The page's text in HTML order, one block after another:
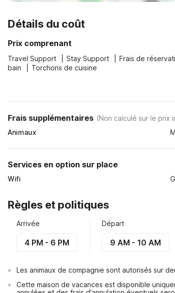
Détails du coût
Prix comprenant
Travel Support Stay Support Frais de
bain
Torchons de cuisine
Frais supplémentaires (Non calculé sur le prix
Animaux
Services en option sur place
Wifi
Règles et politiques
Arrivée
4 PM - 6 PM
Départ
9 AM - 10 AM
Les animaux de compagnie sont autorisés sur
Cette maison de vacances est disponible